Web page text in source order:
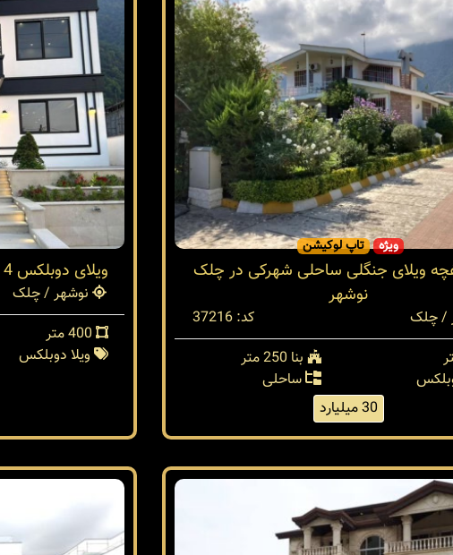
ویژه تاپ لوکیشن
ویلای جنگلی ساحلی شهرکی در چلک
نوشهر
/ چلک
کد: 37216
بنا 250 متر
ساحلی
30 میلیارد
ویلای دوبلکس 4 خواب دهکده چلک زیبا در نوشهر
نوشهر / چلک
ویلا دوبلکس